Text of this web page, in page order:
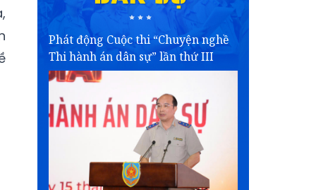
Phát động Cuộc thi “Chuyện nghề
Thi hành án dân sự” lần thứ III